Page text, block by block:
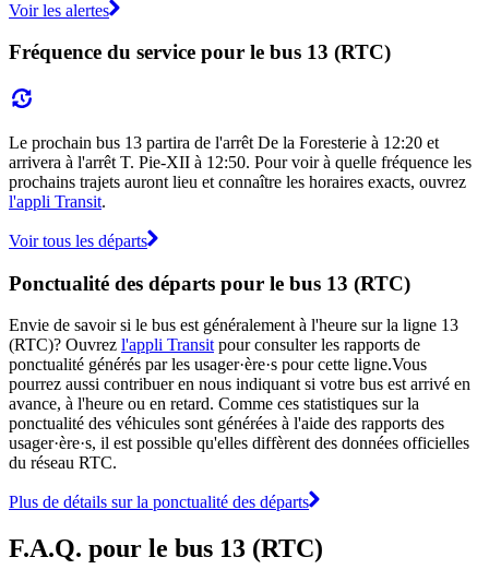
Voir les alertes
Fréquence du service pour le bus 13 (RTC)
Le prochain bus 13 partira de l'arrêt De la Foresterie à 12:20 et
arrivera à l'arrêt T. Pie-XII à 12:50. Pour voir à quelle fréquence les
prochains trajets auront lieu et connaître les horaires exacts, ouvrez
l'appli Transit.
Voir tous les départs
Ponctualité des départs pour le bus 13 (RTC)
Envie de savoir si le bus est généralement à l'heure sur la ligne 13
(RTC)? Ouvrez l'appli Transitpour consulter les rapports de
ponctualité générés par les usager·ère·s pour cette ligne.Vous
pourrez aussi contribuer en nous indiquant si votre bus est arrivé en
avance, à l'heure ou en retard. Comme ces statistiques sur la
ponctualité des véhicules sont générées à l'aide des rapports des
usager·ère·s, il est possible qu'elles diffèrent des données officielles
du réseau RTC.
Plus de détails sur la ponctualité des départs
F.A.Q. pour le bus 13 (RTC)